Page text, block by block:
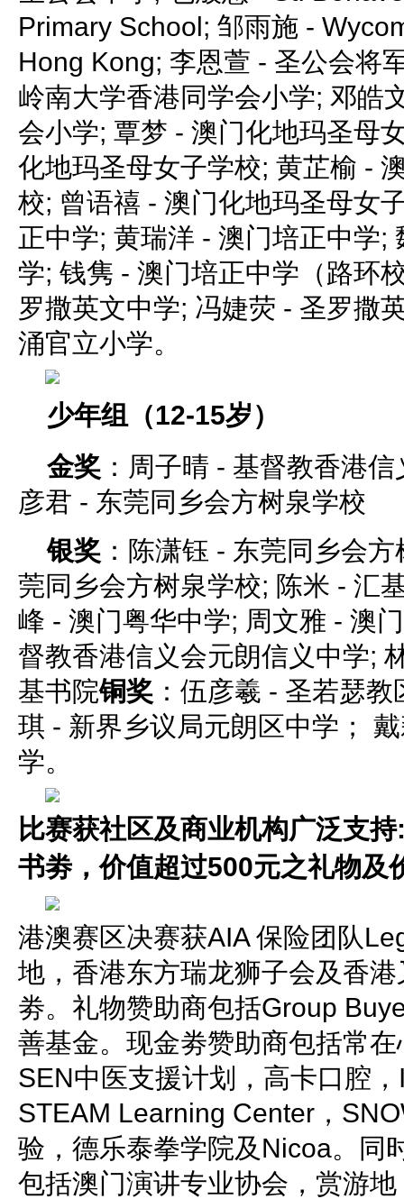
Primary School; 邹雨施 -
Hong Kong; 李恩萱 - 圣公会将
岭南大学香港同学会小学; 邓皓
会小学; 覃梦 - 澳门化地玛圣母
化地玛圣母女子学校; 黄芷榆 -
校; 曾语禧 - 澳门化地玛圣母女
正中学; 黄瑞洋 - 澳门培正中学;
学; 钱隽 - 澳门培正中学（路环
罗撒英文中学; 冯婕荧 - 圣罗撒
涌官立小学。
少年组（12-15岁）
金奖 ：周子晴 - 基督教香港
彦君 - 东莞同乡会方树泉学校
银奖 ：陈潇钰 - 东莞同乡会
莞同乡会方树泉学校; 陈米 - 汇
峰 - 澳门粤华中学; 周文雅 - 澳
督教香港信义会元朗信义中学;
基书院铜奖 ：伍彦羲 - 圣若瑟
琪 - 新界乡议局元朗区中学；
学。
比赛获社区及商业机构广泛支
书劵，价值超过500元之礼物及
港澳赛区决赛获AIA 保险团队
地，香港东方瑞龙狮子会及香
劵。礼物赞助商包括Group
善基金。现金劵赞助商包括常
SEN中医支援计划，高卡口腔
STEAM Learning Center，
验，德乐泰拳学院及Nicoa。同
包括澳门演讲专业协会，赏游